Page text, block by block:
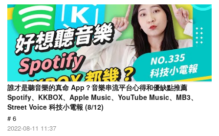
誰才是聽音樂的真命 App？音樂串流平台心得和優缺點推薦
Spotify、KKBOX、Apple Music、YouTube Music、MB3、
Street Voice 科技小電報 (8/12)
# 6
2022-08-11 11:37